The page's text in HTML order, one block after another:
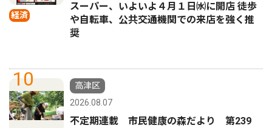
経済
スーパー、いよいよ４月１日㈬に開店 徒歩
や自転車、公共交通機関での来店を強く推
奨
10
高津区
2026.08.07
不定期連載 市民健康の森だより 第239